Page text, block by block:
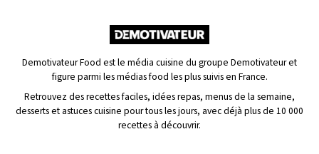
Demotivateur Food est le média cuisine du groupe Demotivateur et
figure parmi les médias food les plus suivis en France.
Retrouvez des recettes faciles, idées repas, menus de la semaine,
desserts et astuces cuisine pour tous les jours, avec déjà plus de 10 000
recettes à découvrir.